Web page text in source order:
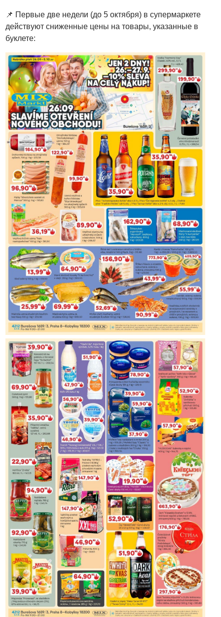
📌 Первые две недели (до 5 октября) в супермаркете
действуют сниженные цены на товары, указанные в
буклете: